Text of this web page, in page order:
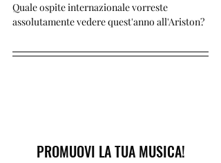
Quale ospite internazionale vorreste
assolutamente vedere quest'anno all'Ariston?
PROMUOVI LA TUA MUSICA!